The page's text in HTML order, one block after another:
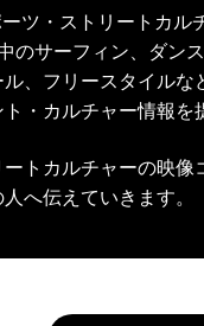
ツ・ストリートカ
のサーフィン、ダン
、フリースタイル
・カルチャー情報を
トカルチャーの映
へ伝えていきます。